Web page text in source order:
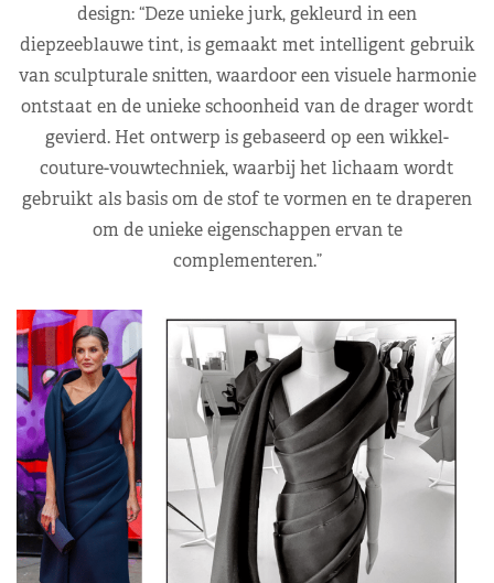
design: “Deze unieke jurk, gekleurd in een
diepzeeblauwe tint, is gemaakt met intelligent gebruik
van sculpturale snitten, waardoor een visuele harmonie
ontstaat en de unieke schoonheid van de drager wordt
gevierd. Het ontwerp is gebaseerd op een wikkel-
couture-vouwtechniek, waarbij het lichaam wordt
gebruikt als basis om de stof te vormen en te draperen
om de unieke eigenschappen ervan te
complementeren.”